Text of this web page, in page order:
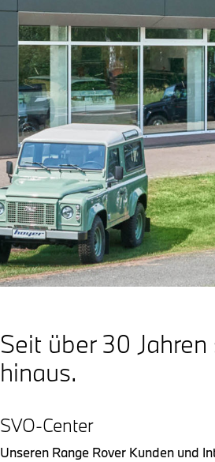
Seit über 30
hinaus.
SVO-Center
Unseren Range Rover Kunden und